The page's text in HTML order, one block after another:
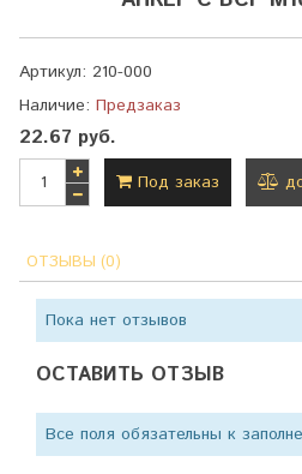
Артикул: 210-000
Наличие: Предзаказ
22.67 руб.
Под заказ
ОТЗЫВЫ (0)
Пока нет отзывов
ОСТАВИТЬ ОТЗЫВ
Все поля обязательны к